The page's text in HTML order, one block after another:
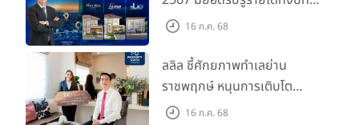
3,696.59 ล้านบาท กำไรสุทธิ
ปันผลทั้งปี 2567 รวม 0.34
บาท/หุ้น
16 ก.ค. 68
ลลิล ชี้ศักยภาพทำเลย่าน
ราชพฤกษ์ หนุนการเติบโต
ตลาดที่อยู่อาศัย พร้อมเปิดตัว
16 ก.ค. 68